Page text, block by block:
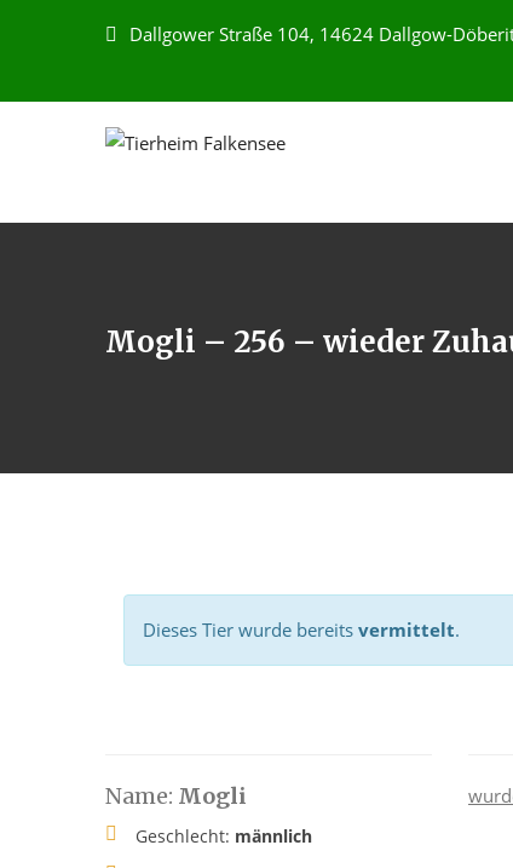
Dallgower Straße 104, 14624 Dallgow-
Mogli – 256 – wieder
Dieses Tier wurde bereits vermittelt.
Name: Mogli
Geschlecht: männlich